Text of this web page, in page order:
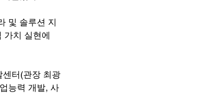
및 솔루션 지
가치 실현에
터(관장 최광
능력 개발, 사